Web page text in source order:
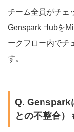
チーム全員がチェ
Genspark Hubを
ークフロー内でチ
す。
Q. Genspark
との不整合）